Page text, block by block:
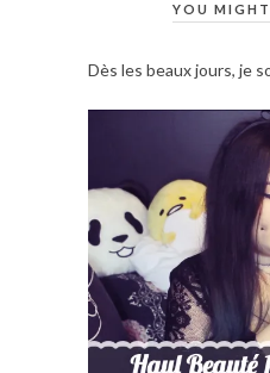
YOU
Dès les beaux jours, je